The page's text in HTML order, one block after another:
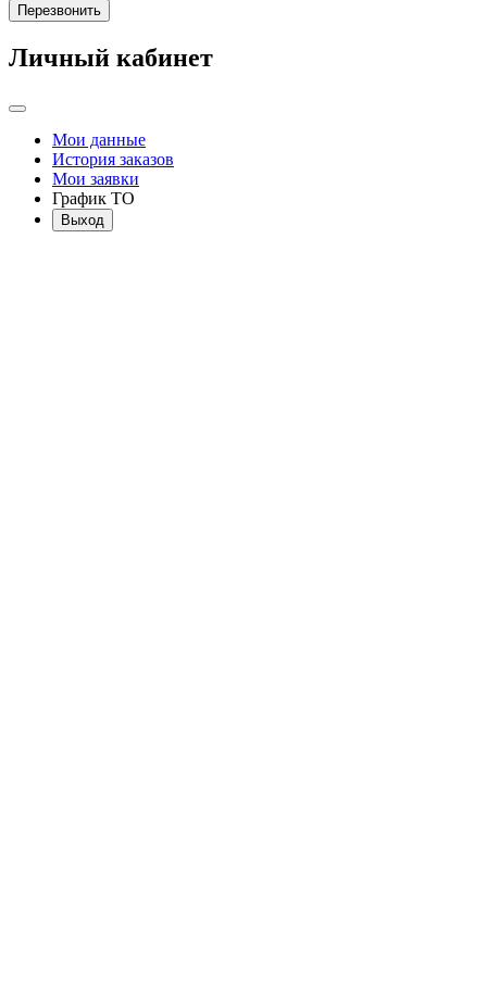
Перезвонить
Личный кабинет
Мои данные
История заказов
Мои заявки
График ТО
Выход